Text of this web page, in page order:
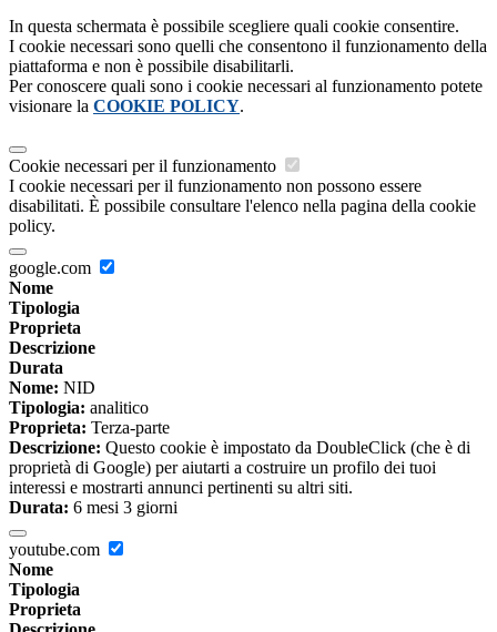
In questa schermata è possibile scegliere quali cookie consentire.
I cookie necessari sono quelli che consentono il funzionamento della
piattaforma e non è possibile disabilitarli.
Per conoscere quali sono i cookie necessari al funzionamento potete
visionare la COOKIE POLICY.
Cookie necessari per il funzionamento
I cookie necessari per il funzionamento non possono essere
disabilitati. È possibile consultare l'elenco nella pagina della cookie
policy.
google.com
Nome
Tipologia
Proprieta
Descrizione
Durata
Nome: NID
Tipologia: analitico
Proprieta: Terza-parte
Descrizione: Questo cookie è impostato da DoubleClick (che è di
proprietà di Google) per aiutarti a costruire un profilo dei tuoi
interessi e mostrarti annunci pertinenti su altri siti.
Durata: 6 mesi 3 giorni
youtube.com
Nome
Tipologia
Proprieta